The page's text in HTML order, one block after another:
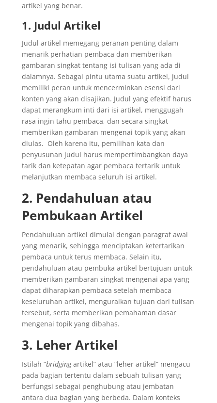
artikel yang benar.
1. Judul Artikel
Judul artikel memegang peranan penting dalam
menarik perhatian pembaca dan memberikan
gambaran singkat tentang isi tulisan yang ada di
dalamnya. Sebagai pintu utama suatu artikel, judul
memiliki peran untuk mencerminkan esensi dari
konten yang akan disajikan. Judul yang efektif harus
dapat merangkum inti dari isi artikel, menggugah
rasa ingin tahu pembaca, dan secara singkat
memberikan gambaran mengenai topik yang akan
diulas. Oleh karena itu, pemilihan kata dan
penyusunan judul harus mempertimbangkan daya
tarik dan ketepatan agar pembaca tertarik untuk
melanjutkan membaca seluruh isi artikel.
2. Pendahuluan atau
Pembukaan Artikel
Pendahuluan artikel dimulai dengan paragraf awal
yang menarik, sehingga menciptakan ketertarikan
pembaca untuk terus membaca. Selain itu,
pendahuluan atau pembuka artikel bertujuan untuk
memberikan gambaran singkat mengenai apa yang
dapat diharapkan pembaca setelah membaca
keseluruhan artikel, menguraikan tujuan dari tulisan
tersebut, serta memberikan pemahaman dasar
mengenai topik yang dibahas.
3. Leher Artikel
Istilah “bridgingartikel” atau “leher artikel” mengacu
pada bagian tertentu dalam sebuah tulisan yang
berfungsi sebagai penghubung atau jembatan
antara dua bagian yang berbeda. Dalam konteks